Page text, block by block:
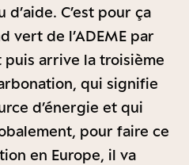
C’est pour ça
vert de l’ADEME par
puis arrive la troisième
qui signifie
d’énergie et qui
pour faire ce
en Europe, il va